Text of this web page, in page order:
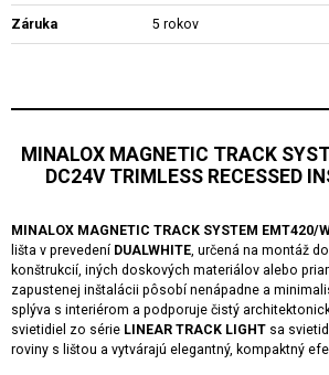
Záruka 5 rokov
MINALOX MAGNETIC TRACK
DC24V TRIMLESS RECESSED
MINALOX MAGNETIC TRACK SYSTEM EMT420/
lišta v prevedení DUALWHITE , určená na montáž
konštrukcií, iných doskových materiálov alebo
zapustenej inštalácii pôsobí nenápadne a
splýva s interiérom a podporuje čistý
svietidiel zo série LINEAR TRACK LIGHT sa
roviny s lištou a vytvárajú elegantný, kompaktný